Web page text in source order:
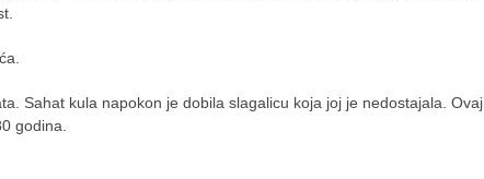
Sahat kula napokon je dobila slagalicu koja joj je nedostajala. Ovaj
godina.